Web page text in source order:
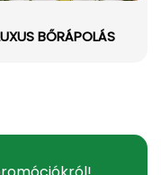
BŐRÁPOLÁS